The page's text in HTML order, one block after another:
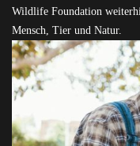
Wildlife Foundation
Mensch, Tier und Natur.